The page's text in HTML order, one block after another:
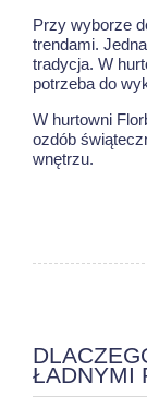
Przy wyborze
trendami.
tradycja. W
potrzeba do
W hurtowni
ozdób
wnętrzu.
ŁADNYMI